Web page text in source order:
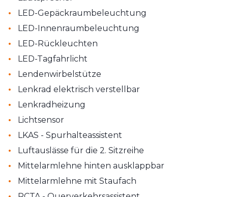
• LED-Gepäckraumbeleuchtung
• LED-Innenraumbeleuchtung
• LED-Rückleuchten
• LED-Tagfahrlicht
• Lendenwirbelstütze
• Lenkrad elektrisch verstellbar
• Lenkradheizung
• Lichtsensor
• LKAS - Spurhalteassistent
• Luftauslässe für die 2. Sitzreihe
• Mittelarmlehne hinten ausklappbar
• Mittelarmlehne mit Staufach